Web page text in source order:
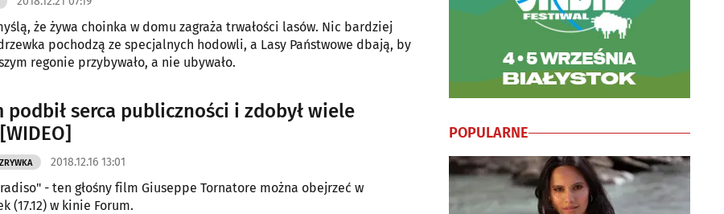
że żywa choinka w domu zagraża trwałości lasów. Nic bardziej
pochodzą ze specjalnych hodowli, a Lasy Państwowe dbają, by
regonie przybywało, a nie ubywało.
podbił serca publiczności i zdobył wiele
2018.12.16 13:01
- ten głośny film Giuseppe Tornatore można obejrzeć w
(17.12) w kinie Forum.
POPULARNE